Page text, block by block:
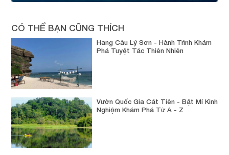
CÓ THỂ BẠN CŨNG THÍCH
Hang Câu Lý Sơn - Hành Trình Khám
Phá Tuyệt Tác Thiên Nhiên
Vườn Quốc Gia Cát Tiên - Bật Mí Kinh
Nghiệm Khám Phá Từ A - Z